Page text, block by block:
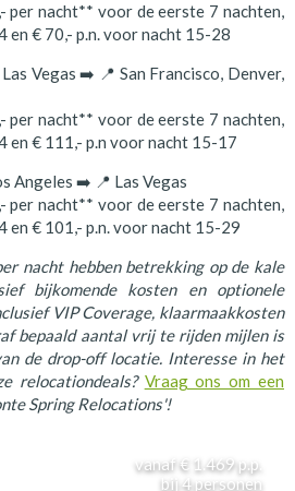
per nacht** voor de eerste 7 nachten,
en € 70,- p.n. voor nacht 15-28
Vegas ➡️ 📍 San Francisco, Denver,
per nacht** voor de eerste 7 nachten,
en € 111,- p.n voor nacht 15-17
Angeles ➡️ 📍 Las Vegas
per nacht** voor de eerste 7 nachten,
en € 101,- p.n. voor nacht 15-29
nacht hebben betrekking op de kale
bijkomende kosten en optionele
VIP Coverage, klaarmaakkosten
bepaald aantal vrij te rijden mijlen is
de drop-off locatie. Interesse in het
relocationdeals? Vraag ons om een
Spring Relocations'!
vanaf € 1.469p.p.
bij4personen